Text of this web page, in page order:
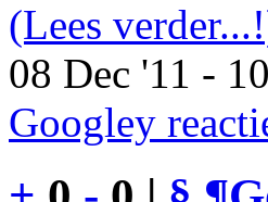
(Lees
08 Dec '11 -
Googley